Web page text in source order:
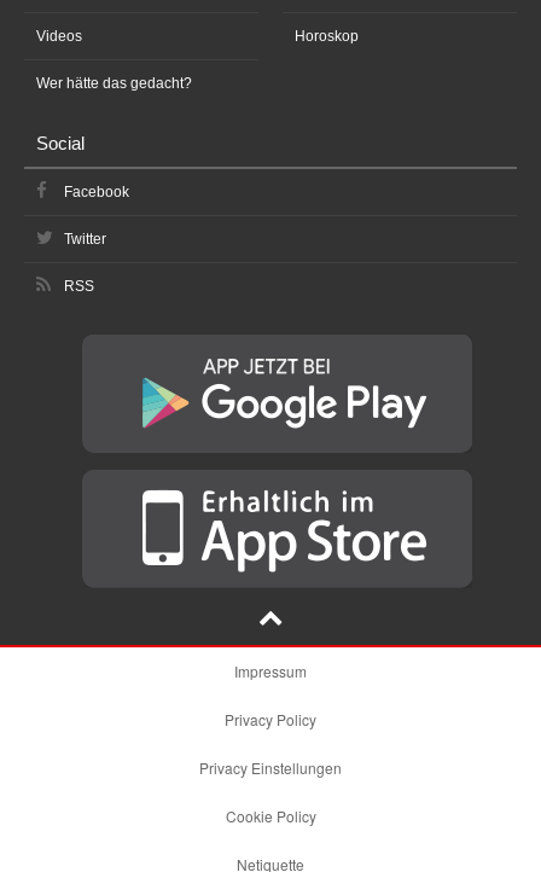
Videos
Wer hätte das gedacht?
Horoskop
Social
Facebook
Twitter
RSS
Impressum
Privacy Policy
Privacy Einstellungen
Cookie Policy
Netiquette